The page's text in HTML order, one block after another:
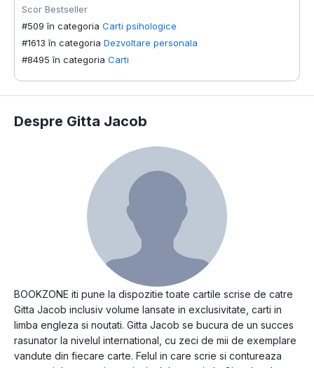
Scor Bestseller
#509 în categoria Carti psihologice
#1613 în categoria Dezvoltare personala
#8495 în categoria Carti
Despre Gitta Jacob
BOOKZONE iti pune la dispozitie toate cartile scrise de catre
Gitta Jacob inclusiv volume lansate in exclusivitate, carti in
limba engleza si noutati. Gitta Jacob se bucura de un succes
rasunator la nivelul international, cu zeci de mii de exemplare
vandute din fiecare carte. Felul in care scrie si contureaza